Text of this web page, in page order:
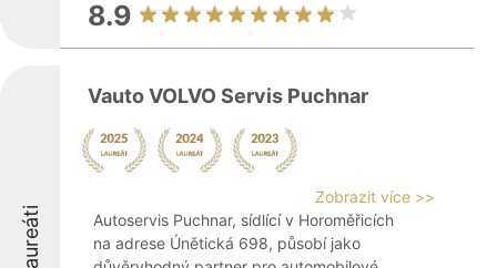
8.9
Laureáti
Vauto VOLVO Servis Puchnar
Zobrazit více >>
Autoservis Puchnar, sídlící v Horoměřicích
na adrese Únětická 698, působí jako